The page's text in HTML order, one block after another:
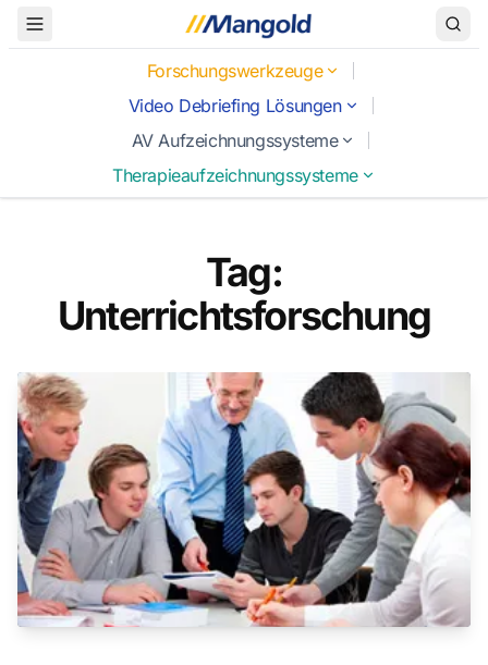
Toggle Menu
Forschungswerkzeuge
Video Debriefing Lösungen
AV Aufzeichnungssysteme
Therapieaufzeichnungssysteme
Tag:
Unterrichtsforschung